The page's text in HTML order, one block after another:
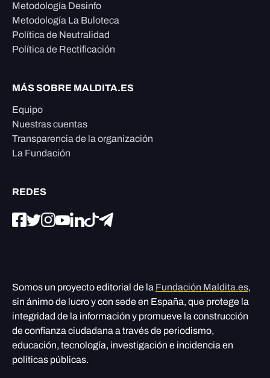
Metodología Desinfo
Metodología La Buloteca
Política de Neutralidad
Política de Rectificación
MÁS SOBRE MALDITA.ES
Equipo
Nuestras cuentas
Transparencia de la organización
La Fundación
REDES
Somos un proyecto editorial de la Fundación Maldita.es,
sin ánimo de lucro y con sede en España, que protege la
integridad de la información y promueve la construcción
de confianza ciudadana a través de periodismo,
educación, tecnología, investigación e incidencia en
políticas públicas.